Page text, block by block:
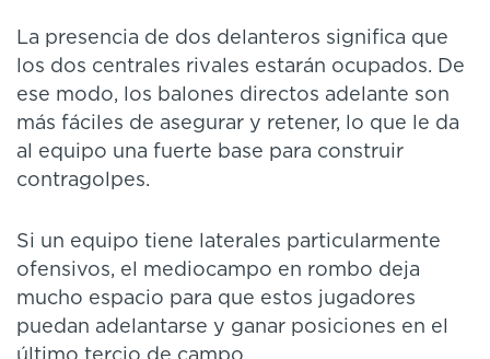
La presencia de dos delanteros significa que
los dos centrales rivales estarán ocupados. De
ese modo, los balones directos adelante son
más fáciles de asegurar y retener, lo que le da
al equipo una fuerte base para construir
contragolpes.
Si un equipo tiene laterales particularmente
ofensivos, el mediocampo en rombo deja
mucho espacio para que estos jugadores
puedan adelantarse y ganar posiciones en el